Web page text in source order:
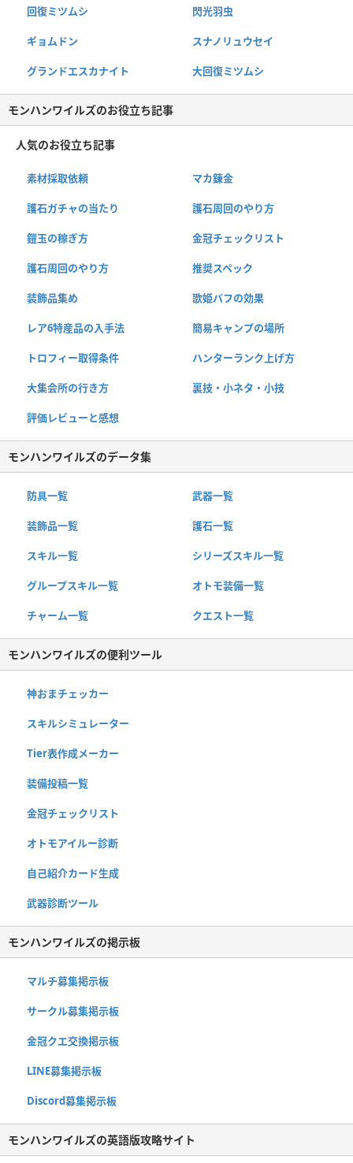
回復ミツムシ 閃光羽虫
ギョムドン スナノリュウセイ
グランドエスカナイト 大回復ミツムシ
モンハンワイルズのお役立ち記事
人気のお役立ち記事
素材採取依頼 マカ錬金
護石ガチャの当たり 護石周回のやり方
鎧玉の稼ぎ方 金冠チェックリスト
護石周回のやり方 推奨スペック
装飾品集め 歌姫バフの効果
レア6特産品の入手法 簡易キャンプの場所
トロフィー取得条件 ハンターランク上げ方
大集会所の行き方 裏技・小ネタ・小技
評価レビューと感想
モンハンワイルズのデータ集
防具一覧 武器一覧
装飾品一覧 護石一覧
スキル一覧 シリーズスキル一覧
グループスキル一覧 オトモ装備一覧
チャーム一覧 クエスト一覧
モンハンワイルズの便利ツール
神おまチェッカー
スキルシミュレーター
Tier表作成メーカー
装備投稿一覧
金冠チェックリスト
オトモアイルー診断
自己紹介カード生成
武器診断ツール
モンハンワイルズの掲示板
マルチ募集掲示板
サークル募集掲示板
金冠クエ交換掲示板
LINE募集掲示板
Discord募集掲示板
モンハンワイルズの英語版攻略サイト